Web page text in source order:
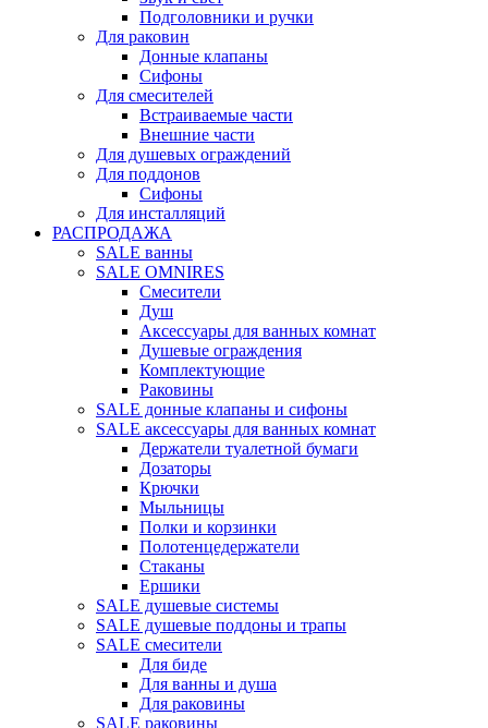
Подголовники и ручки
Для раковин
Донные клапаны
Сифоны
Для смесителей
Встраиваемые части
Внешние части
Для душевых ограждений
Для поддонов
Сифоны
Для инсталляций
РАСПРОДАЖА
SALE ванны
SALE OMNIRES
Смесители
Душ
Аксессуары для ванных комнат
Душевые ограждения
Комплектующие
Раковины
SALE донные клапаны и сифоны
SALE аксессуары для ванных комнат
Держатели туалетной бумаги
Дозаторы
Крючки
Мыльницы
Полки и корзинки
Полотенцедержатели
Стаканы
Ершики
SALE душевые системы
SALE душевые поддоны и трапы
SALE смесители
Для биде
Для ванны и душа
Для раковины
SALE раковины